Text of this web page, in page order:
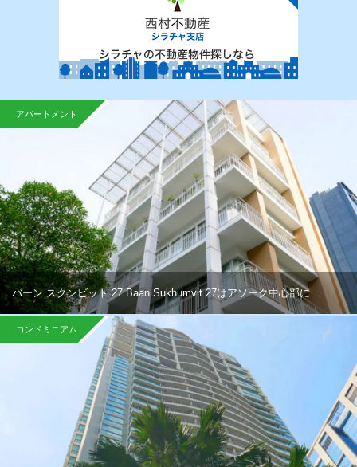
アパートメント
バーン スクンビット 27 Baan Sukhumvit 27はアソーク中心部に…
コンドミニアム